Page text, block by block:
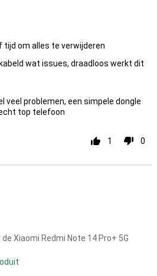
om alles te verwijderen
wat issues, draadloos werkt dit
veel problemen, een simpele dongle
top telefoon
1 0
Xiaomi Redmi Note 14 Pro+ 5G